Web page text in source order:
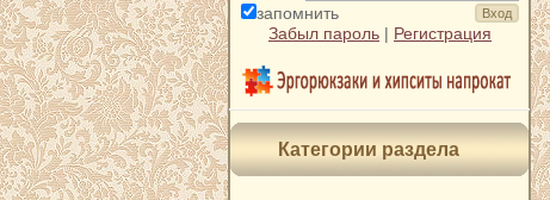
запомнить
Забыл пароль | Регистрация
Категории раздела